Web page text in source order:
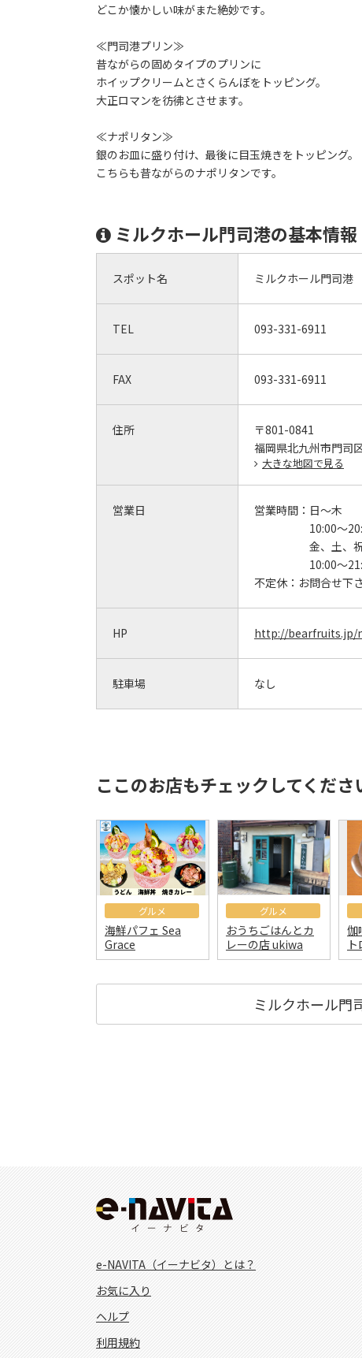
どこか懐かしい味がまた絶妙です。
≪門司港プリン≫
昔ながらの固めタイプのプリンに
ホイップクリームとさくらんぼをトッピング。
大正ロマンを彷彿とさせます。
≪ナポリタン≫
銀のお皿に盛り付け、最後に目玉焼きをトッピング。
こちらも昔ながらのナポリタンです。
ミルクホール門司港の基本情報
スポット名 ミルクホール門司港
TEL 093-331-6911
FAX 093-331-6911
住所
〒801-0841
福岡県北九州市門司
大きな地図で見る
営業日 営業時間： 日～木
10:00～
金、土、
10:00～
不定休： お問合せ下
HP http://
駐車場 なし
ここのお店もチェックしてくださ
グルメ
海鮮パフェ Sea
Grace
グルメ
おうちごはんとカ
レーの店 ukiwa
伽
ミルクホール門
e-NAVITA（イーナビタ）とは？
お気に入り
ヘルプ
利用規約